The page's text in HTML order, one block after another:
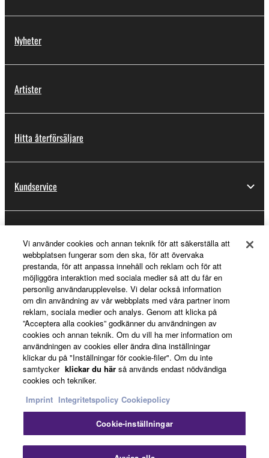
Nyheter
Artister
Hitta återförsäljare
Kundservice
Om Yamaha
Sverige - Swedish
Business
Vi använder cookies och annan teknik för att säkerställa att
webbplatsen fungerar som den ska, för att övervaka
prestanda, för att anpassa innehåll och reklam och för att
möjliggöra interaktion med sociala medier så att du får en
personlig användarupplevelse. Vi delar också information
om din användning av vår webbplats med våra partner inom
reklam, sociala medier och analys. Genom att klicka på
”Acceptera alla cookies” godkänner du användningen av
cookies och annan teknik. Om du vill ha mer information om
användningen av cookies eller ändra dina inställningar
klickar du på "Inställningar för cookie-filer". Om du inte
samtycker klickar du här så används endast nödvändiga
cookies och tekniker.
Imprint Integritetspolicy Cookiepolicy
Cookie-inställningar